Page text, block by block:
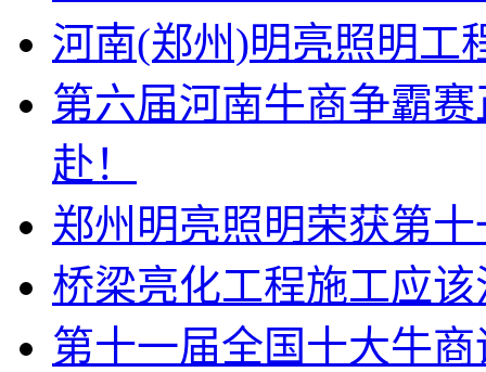
河南(郑州)明亮照明工
第六届河南牛商争霸
赴！
郑州明亮照明荣获第
桥梁亮化工程施工应
第十一届全国十大牛